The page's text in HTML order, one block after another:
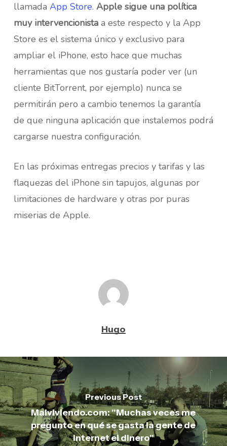
llamada App Store. Apple sigue una política
muy intervencionistaa este respecto y la App
Store es el sistema único y exclusivo para
ampliar el iPhone, esto hace que muchas
herramientas que nos gustaría poder ver (un
cliente BitTorrent, por ejemplo) nunca se
permitirán pero a cambio tenemos la garantía
de que ninguna aplicación que instalemos podrá
cargarse nuestra configuración.
En las próximas entregas precios y tarifas y las
flaquezas del iPhone sin tapujos, algunas por
limitaciones de hardware y otras por puras
miserias de Apple.
Hugo
Previous Post
Malviviendo.com: "Muchas veces me
pregunto en qué se gasta la gente de
internet el dinero"